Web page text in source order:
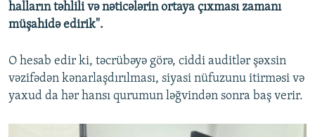
halların təhlili və nəticələrin ortaya çıxması zamanı
müşahidə edirik".
O hesab edir ki, təcrübəyə görə, ciddi auditlər şəxsin
vəzifədən kənarlaşdırılması, siyasi nüfuzunu itirməsi və
yaxud da hər hansı qurumun ləğvindən sonra baş verir.